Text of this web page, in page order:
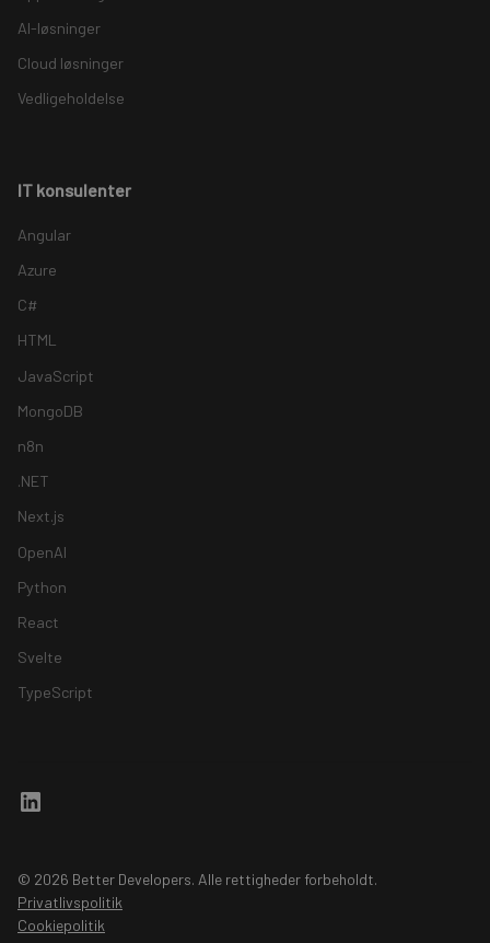
AI-løsninger
Cloud løsninger
Vedligeholdelse
IT konsulenter
Angular
Azure
C#
HTML
JavaScript
MongoDB
n8n
.NET
Next.js
OpenAI
Python
React
Svelte
TypeScript
© 2026 Better Developers. Alle rettigheder forbeholdt.
Privatlivspolitik
Cookiepolitik